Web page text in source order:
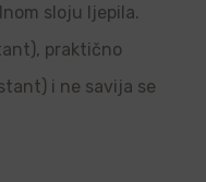
sloju ljepila.
praktično
i ne savija se